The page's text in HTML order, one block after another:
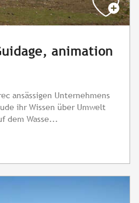
animation
ansässigen Unternehmens
ihr Wissen über Umwelt
dem Wasse...